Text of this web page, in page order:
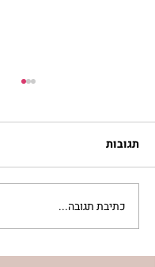
מתגעגעות לבית
השיעור לתשעה
ימימה מזרחי
תגובות
כתיבת תגובה...